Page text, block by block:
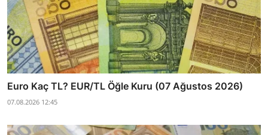
Euro Kaç TL? EUR/TL Öğle Kuru (07 Ağustos 2026)
07.08.2026 12:45